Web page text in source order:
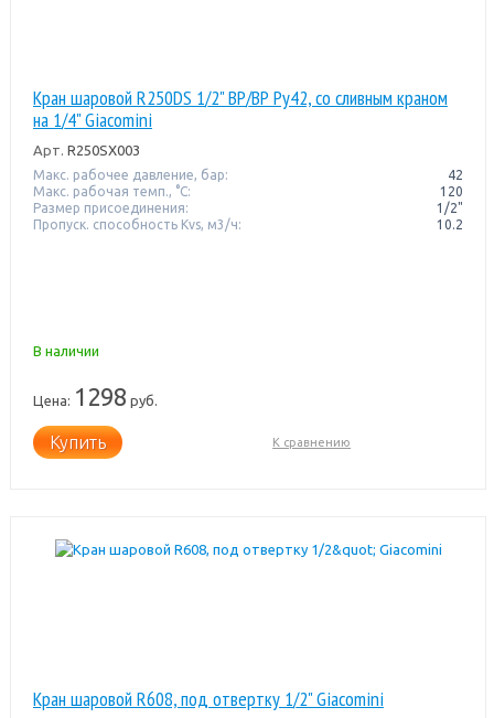
Кран шаровой R250DS 1/2" ВР/ВР Pу42, со сливным краном
на 1/4" Giacomini
Арт. R250SX003
Макс. рабочее давление, бар:
42
Макс. рабочая темп., °С:
120
Размер присоединения:
1/2"
Пропуск. способность Kvs, м3/ч:
10.2
В наличии
Цена: 1298 руб.
Купить К сравнению
Кран шаровой R608, под отвертку 1/2" Giacomini